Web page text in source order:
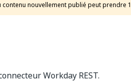
nouvellement publié peut prendre
Workday REST.